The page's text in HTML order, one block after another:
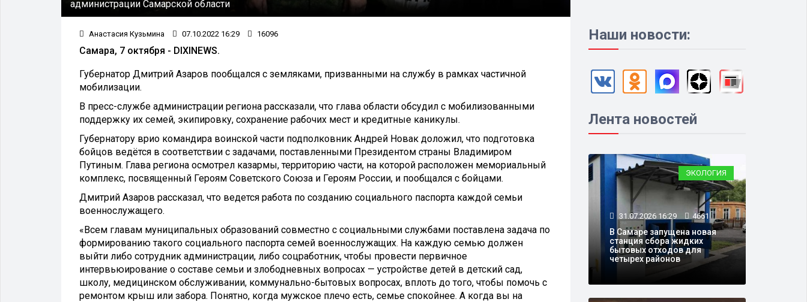
администрации Самарской области
Анастасия Кузьмина 07.10.2022 16:29 16096
Самара, 7 октября - DIXINEWS.
Губернатор Дмитрий Азаров пообщался с земляками, призванными на службу в рамках частичной
мобилизации.
В пресс-службе администрации региона рассказали, что глава области обсудил с мобилизованными
поддержку их семей, экипировку, сохранение рабочих мест и кредитные каникулы.
Губернатору врио командира воинской части подполковник Андрей Новак доложил, что подготовка
бойцов ведётся в соответствии с задачами, поставленными Президентом страны Владимиром
Путиным. Глава региона осмотрел казармы, территорию части, на которой расположен мемориальный
комплекс, посвященный Героям Советского Союза и Героям России, и пообщался с бойцами.
Дмитрий Азаров рассказал, что ведется работа по созданию социального паспорта каждой семьи
военнослужащего.
«Всем главам муниципальных образований совместно с социальными службами поставлена задача по
формированию такого социального паспорта семей военнослужащих. На каждую семью должен
выйти либо сотрудник администрации, либо соцработник, чтобы провести первичное
интервьюирование о составе семьи и злободневных вопросах — устройстве детей в детский сад,
школу, медицинском обслуживании, коммунально-бытовых вопросах, вплоть до того, чтобы помочь с
ремонтом крыш или забора. Понятно, когда мужское плечо есть, семье спокойнее. А когда вы на
Наши новости:
Лента новостей
ЭКОЛОГИЯ
31.07.2026 16:29 4661
В Самаре запущена новая
станция сбора жидких
бытовых отходов для
четырех районов